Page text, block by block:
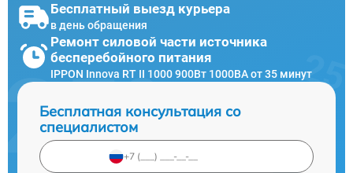
Бесплатный выезд курьера
в день обращения
Ремонт силовой части источника
бесперебойного питания
IPPON Innova RT II 1000 900Вт 1000ВА от 35 минут
Бесплатная консультация со
специалистом